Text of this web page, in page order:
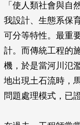
「使人類社會與自
我設計、生態系保
可分等特性。最重
計。而傳統工程的
機，於是當河川氾
地出現土石流時，
問題處理模式，已